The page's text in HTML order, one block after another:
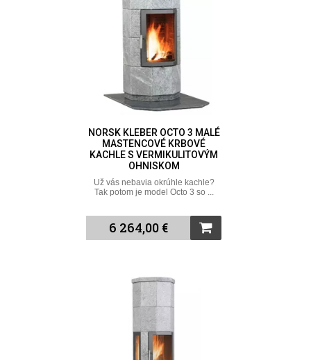
NORSK KLEBER OCTO 3 MALÉ
MASTENCOVÉ KRBOVÉ
KACHLE S VERMIKULITOVÝM
OHNISKOM
Už vás nebavia okrúhle kachle?
Tak potom je model Octo 3 so ...
6 264,00 €